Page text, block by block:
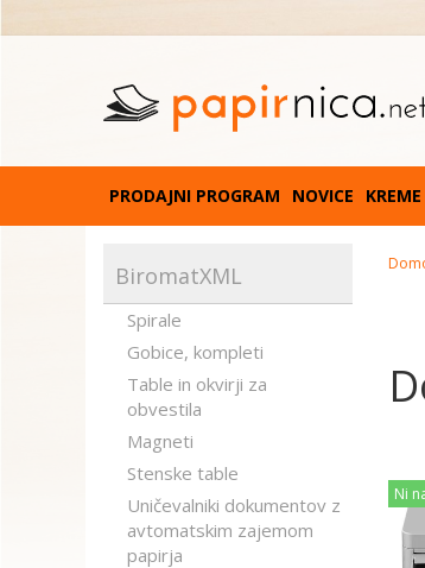
PRODAJNI PROGRAM NOVICE KREME
BiromatXML
Spirale
Gobice, kompleti
Table in okvirji za
obvestila
Magneti
Stenske table
Uničevalniki dokumentov z
avtomatskim zajemom
papirja
Ni